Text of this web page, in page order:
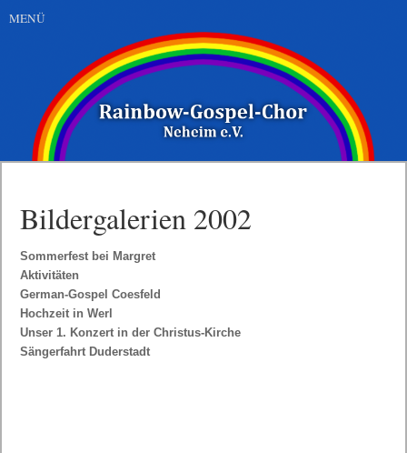
MENÜ
Bildergalerien 2002
Navigation
überspringen
Sommerfest bei Margret
Aktivitäten
German-Gospel Coesfeld
Hochzeit in Werl
Unser 1. Konzert in der Christus-Kirche
Sängerfahrt Duderstadt